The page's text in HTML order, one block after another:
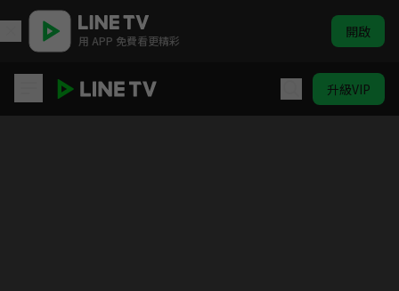
用 APP 免費看更精彩 開啟
升級VIP